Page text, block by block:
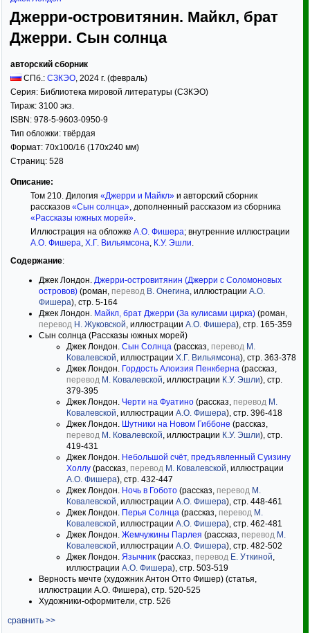
Джерри-островитянин. Майкл, брат
Джерри. Сын солнца
авторский сборник
СПб.: СЗКЭО, 2024 г. (февраль)
Серия: Библиотека мировой литературы (СЗКЭО)
Тираж: 3100 экз.
ISBN: 978-5-9603-0950-9
Тип обложки: твёрдая
Формат: 70x100/16 (170x240 мм)
Страниц: 528
Описание:
Том 210. Дилогия «Джерри и Майкл»и авторский сборник
рассказов «Сын солнца», дополненный рассказом из сборника
«Рассказы южных морей».
Иллюстрация на обложке А.О. Фишера; внутренние иллюстрации
А.О. Фишера, Х.Г. Вильямсона, К.У. Эшли.
Содержание:
Джек Лондон. Джерри-островитянин (Джерри с Соломоновых
островов) (роман, перевод В. Онегина, иллюстрации А.О.
Фишера), стр. 5-164
Джек Лондон. Майкл, брат Джерри (За кулисами цирка) (роман,
перевод Н. Жуковской, иллюстрации А.О. Фишера), стр. 165-359
Сын солнца (Рассказы южных морей)
Джек Лондон. Сын Солнца (рассказ, перевод М.
Ковалевской, иллюстрации Х.Г. Вильямсона), стр. 363-378
Джек Лондон. Гордость Алоизия Пенкберна (рассказ,
перевод М. Ковалевской, иллюстрации К.У. Эшли), стр.
379-395
Джек Лондон. Черти на Фуатино (рассказ, перевод М.
Ковалевской, иллюстрации А.О. Фишера), стр. 396-418
Джек Лондон. Шутники на Новом Гиббоне (рассказ,
перевод М. Ковалевской, иллюстрации К.У. Эшли), стр.
419-431
Джек Лондон. Небольшой счёт, предъявленный Суизину
Холлу (рассказ, перевод М. Ковалевской, иллюстрации
А.О. Фишера), стр. 432-447
Джек Лондон. Ночь в Гобото (рассказ, перевод М.
Ковалевской, иллюстрации А.О. Фишера), стр. 448-461
Джек Лондон. Перья Солнца (рассказ, перевод М.
Ковалевской, иллюстрации А.О. Фишера), стр. 462-481
Джек Лондон. Жемчужины Парлея (рассказ, перевод М.
Ковалевской, иллюстрации А.О. Фишера), стр. 482-502
Джек Лондон. Язычник (рассказ, перевод Е. Уткиной,
иллюстрации А.О. Фишера), стр. 503-519
Верность мечте (художник Антон Отто Фишер) (статья,
иллюстрации А.О. Фишера), стр. 520-525
Художники-оформители, стр. 526
сравнить >>